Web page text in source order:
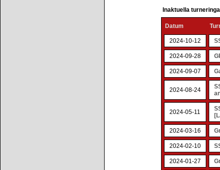
Inaktuella
Datum
2024-10-12
2024-09-28
2024-09-07
2024-08-24
2024-05-11
2024-03-16
2024-02-10
2024-01-27